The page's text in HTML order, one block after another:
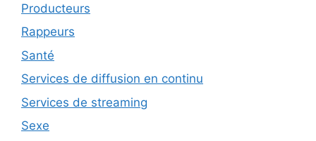
Producteurs
Rappeurs
Santé
Services de diffusion en continu
Services de streaming
Sexe